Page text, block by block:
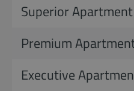
Superior Apartment
Premium
Executive